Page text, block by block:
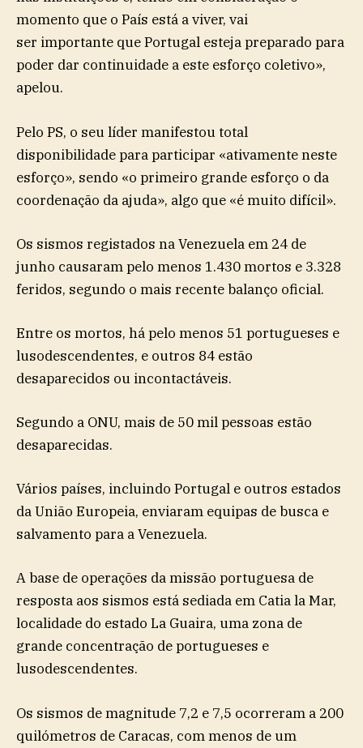
momento que o País está a viver, vai
ser importante que Portugal esteja preparado para
poder dar continuidade a este esforço coletivo»,
apelou.
Pelo PS, o seu líder manifestou total
disponibilidade para participar «ativamente neste
esforço», sendo «o primeiro grande esforço o da
coordenação da ajuda», algo que «é muito difícil».
Os sismos registados na Venezuela em 24 de
junho causaram pelo menos 1.430 mortos e 3.328
feridos, segundo o mais recente balanço oficial.
Entre os mortos, há pelo menos 51 portugueses e
lusodescendentes, e outros 84 estão
desaparecidos ou incontactáveis.
Segundo a ONU, mais de 50 mil pessoas estão
desaparecidas.
Vários países, incluindo Portugal e outros estados
da União Europeia, enviaram equipas de busca e
salvamento para a Venezuela.
A base de operações da missão portuguesa de
resposta aos sismos está sediada em Catia la Mar,
localidade do estado La Guaira, uma zona de
grande concentração de portugueses e
lusodescendentes.
Os sismos de magnitude 7,2 e 7,5 ocorreram a 200
quilómetros de Caracas, com menos de um